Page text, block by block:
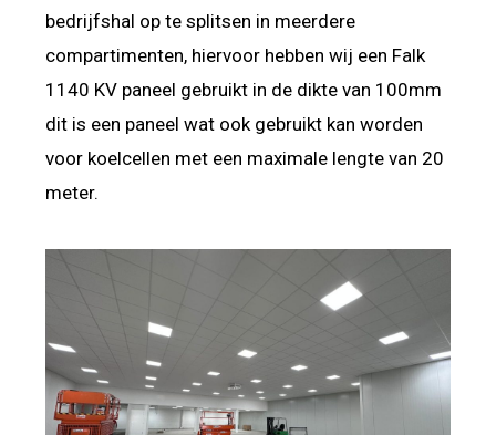
bedrijfshal op te splitsen in meerdere
compartimenten, hiervoor hebben wij een Falk
1140 KV paneel gebruikt in de dikte van 100mm
dit is een paneel wat ook gebruikt kan worden
voor koelcellen met een maximale lengte van 20
meter.